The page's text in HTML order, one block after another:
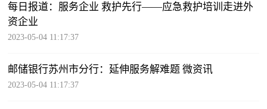
每日报道：服务企业 救护先行——应急救护培训走进外
资企业
2023-05-04 11:17:37
邮储银行苏州市分行：延伸服务解难题 微资讯
2023-05-04 11:17:37